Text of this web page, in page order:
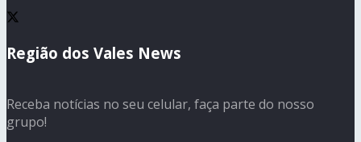
Região dos Vales News
Receba notícias no seu celular, faça parte do nosso
grupo!